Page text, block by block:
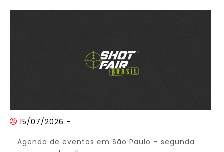
15/07/2026 -
Agenda de eventos em São Paulo – segunda